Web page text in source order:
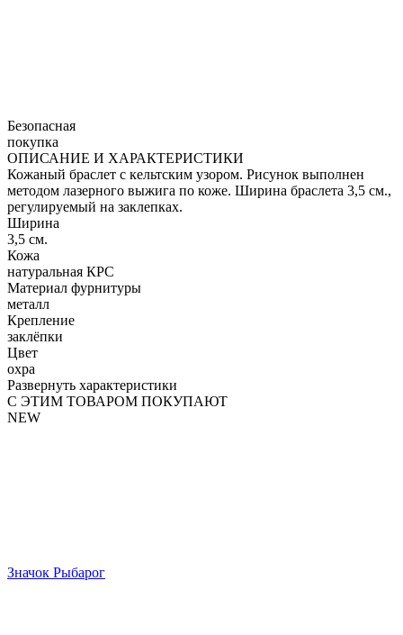
Безопасная
покупка
ОПИСАНИЕ И ХАРАКТЕРИСТИКИ
Кожаный браслет с кельтским узором. Рисунок выполнен
методом лазерного выжига по коже. Ширина браслета 3,5 см.,
регулируемый на заклепках.
Ширина
3,5 см.
Кожа
натуральная КРС
Материал фурнитуры
металл
Крепление
заклёпки
Цвет
охра
Развернуть характеристики
С ЭТИМ ТОВАРОМ ПОКУПАЮТ
NEW
Значок Рыбарог